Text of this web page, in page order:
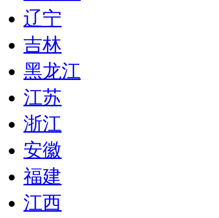
辽宁
吉林
黑龙江
江苏
浙江
安徽
福建
江西